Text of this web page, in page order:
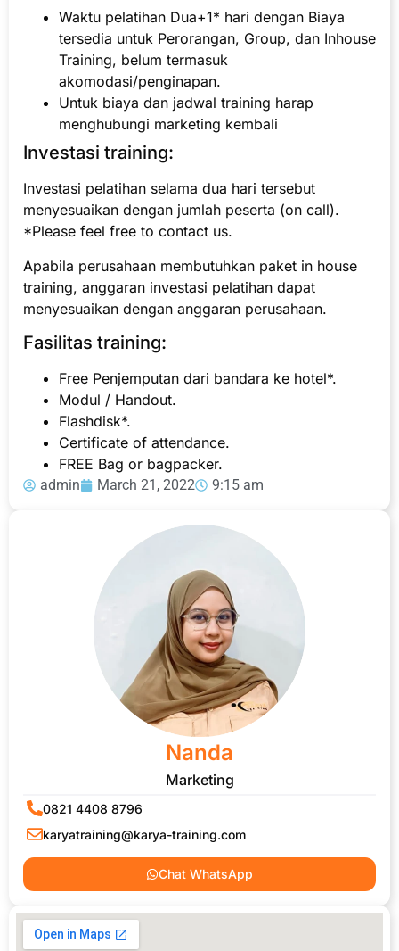
Waktu pelatihan Dua+1* hari dengan Biaya
tersedia untuk Perorangan, Group, dan Inhouse
Training, belum termasuk
akomodasi/penginapan.
Untuk biaya dan jadwal training harap
menghubungi marketing kembali
Investasi training:
Investasi pelatihan selama dua hari tersebut
menyesuaikan dengan jumlah peserta (on call).
*Please feel free to contact us.
Apabila perusahaan membutuhkan paket in house
training, anggaran investasi pelatihan dapat
menyesuaikan dengan anggaran perusahaan.
Fasilitas training:
Free Penjemputan dari bandara ke hotel*.
Modul / Handout.
Flashdisk*.
Certificate of attendance.
FREE Bag or bagpacker.
admin March 21, 2022 9:15 am
Nanda
Marketing
0821 4408 8796
karyatraining@karya-training.com
Chat WhatsApp